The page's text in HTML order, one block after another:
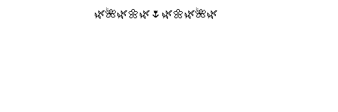
🌿🌺🌿🌼🌿🌷🌿🌼🌿🌺🌿